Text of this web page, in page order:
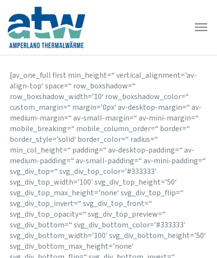
[av_one_full first min_height=“ vertical_alignment=’av-
align-top‘ space=“ row_boxshadow=“
row_boxshadow_width=’10‘ row_boxshadow_color=“
custom_margin=“ margin=’0px‘ av-desktop-margin=“ av-
medium-margin=“ av-small-margin=“ av-mini-margin=“
mobile_breaking=“ mobile_column_order=“ border=“
border_style=’solid‘ border_color=“ radius=“
min_col_height=“ padding=“ av-desktop-padding=“ av-
medium-padding=“ av-small-padding=“ av-mini-padding=“
svg_div_top=“ svg_div_top_color=’#333333′
svg_div_top_width=’100′ svg_div_top_height=’50‘
svg_div_top_max_height=’none‘ svg_div_top_flip=“
svg_div_top_invert=“ svg_div_top_front=“
svg_div_top_opacity=“ svg_div_top_preview=“
svg_div_bottom=“ svg_div_bottom_color=’#333333′
svg_div_bottom_width=’100′ svg_div_bottom_height=’50‘
svg_div_bottom_max_height=’none‘